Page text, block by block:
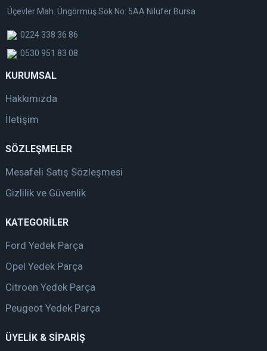
Üçevler Mah. Üngörmüş Sok No: 5AA Nilüfer Bursa
0224 338 36 86
0530 951 83 08
KURUMSAL
Hakkımızda
İletişim
SÖZLEŞMELER
Mesafeli Satış Sözleşmesi
Gizlilik ve Güvenlik
KATEGORİLER
Ford Yedek Parça
Opel Yedek Parça
Citroen Yedek Parça
Peugeot Yedek Parça
ÜYELİK & SİPARİŞ